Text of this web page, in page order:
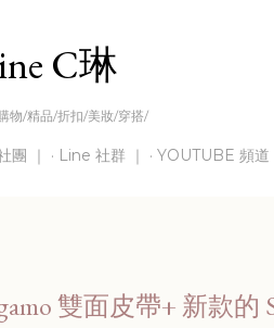
C琳
物/精品/折扣/美妝/穿搭/
團 ｜ Line 社群 ｜ YOUTUBE 頻道
雙面皮帶+ 新款的